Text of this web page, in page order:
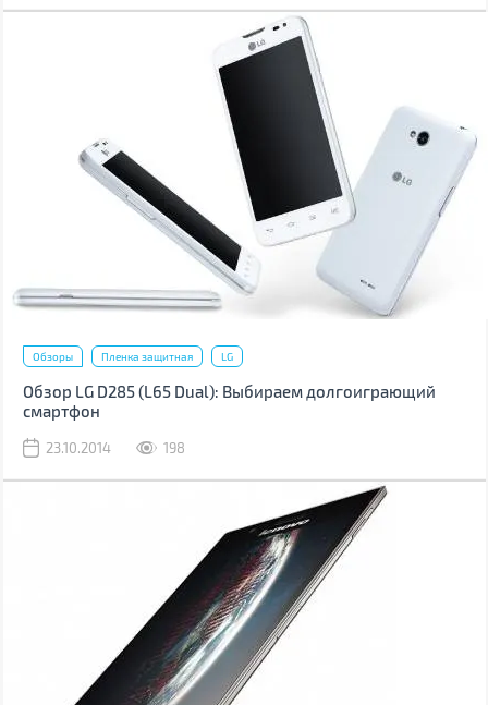
Обзоры Пленка защитная LG
Обзор LG D285 (L65 Dual): Выбираем долгоиграющий
смартфон
23.10.2014 198